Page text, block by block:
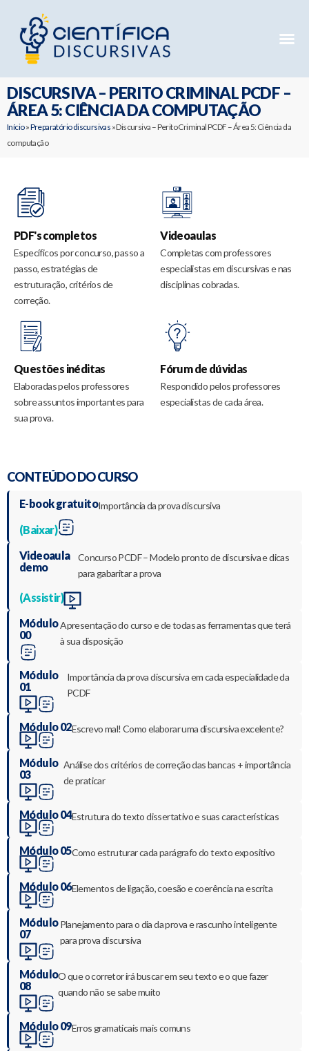
DISCURSIVA – PERITO CRIMINAL PCDF –
ÁREA 5: CIÊNCIA DA COMPUTAÇÃO
Início»Preparatório discursivas »Discursiva – Perito Criminal PCDF – Área 5: Ciência da
computação
PDF's completos
Específicos por concurso, passo a
passo, estratégias de
estruturação, critérios de
correção.
Videoaulas
Completas com professores
especialistas em discursivas e nas
disciplinas cobradas.
Questões inéditas
Elaboradas pelos professores
sobre assuntos importantes para
sua prova.
Fórum de dúvidas
Respondido pelos professores
especialistas de cada área.
CONTEÚDO DO CURSO
E-book gratuitoImportância da prova discursiva
(Baixar)
Videoaula
demo
Concurso PCDF – Modelo pronto de discursiva e dicas
para gabaritar a prova
(Assistir)
Módulo
00
Apresentação do curso e de todas as ferramentas que terá
à sua disposição
Módulo
01
Importância da prova discursiva em cada especialidade da
PCDF
Módulo 02Escrevo mal! Como elaborar uma discursiva excelente?
Módulo
03
Análise dos critérios de correção das bancas + importância
de praticar
Módulo 04Estrutura do texto dissertativo e suas características
Módulo 05Como estruturar cada parágrafo do texto expositivo
Módulo 06Elementos de ligação, coesão e coerência na escrita
Módulo
07
Planejamento para o dia da prova e rascunho inteligente
para prova discursiva
Módulo
08
O que o corretor irá buscar em seu texto e o que fazer
quando não se sabe muito
Módulo 09Erros gramaticais mais comuns